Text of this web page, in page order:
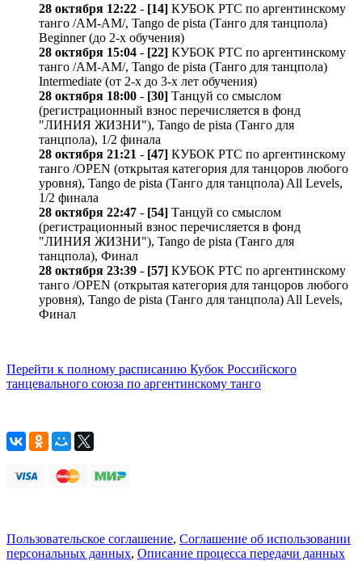
28 октября 12:22 - [14] КУБОК РТС по аргентинскому
танго /AM-AM/, Tango de pista (Танго для танцпола)
Beginner (до 2-х обучения)
28 октября 15:04 - [22] КУБОК РТС по аргентинскому
танго /AM-AM/, Tango de pista (Танго для танцпола)
Intermediate (от 2-х до 3-х лет обучения)
28 октября 18:00 - [30] Танцуй со смыслом
(регистрационный взнос перечисляется в фонд
"ЛИНИЯ ЖИЗНИ"), Tango de pista (Танго для
танцпола), 1/2 финала
28 октября 21:21 - [47] КУБОК РТС по аргентинскому
танго /OPEN (открытая категория для танцоров любого
уровня), Tango de pista (Танго для танцпола) All Levels,
1/2 финала
28 октября 22:47 - [54] Танцуй со смыслом
(регистрационный взнос перечисляется в фонд
"ЛИНИЯ ЖИЗНИ"), Tango de pista (Танго для
танцпола), Финал
28 октября 23:39 - [57] КУБОК РТС по аргентинскому
танго /OPEN (открытая категория для танцоров любого
уровня), Tango de pista (Танго для танцпола) All Levels,
Финал
Перейти к полному расписанию Кубок Российского
танцевального союза по аргентинскому танго
Пользовательское соглашение, Соглашение об использовании
персональных данных, Описание процесса передачи данных